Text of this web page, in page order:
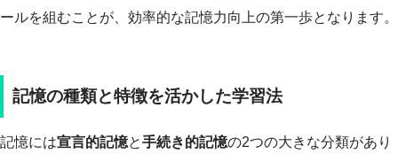
ールを組むことが、効率的な記憶力向上の第一歩となります。
記憶の種類と特徴を活かした学習法
記憶には宣言的記憶と手続き的記憶の2つの大きな分類があり